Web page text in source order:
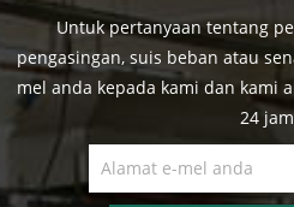
Untuk pertanyaan tentang
pengasingan, suis beban atau
mel anda kepada kami dan kami
24